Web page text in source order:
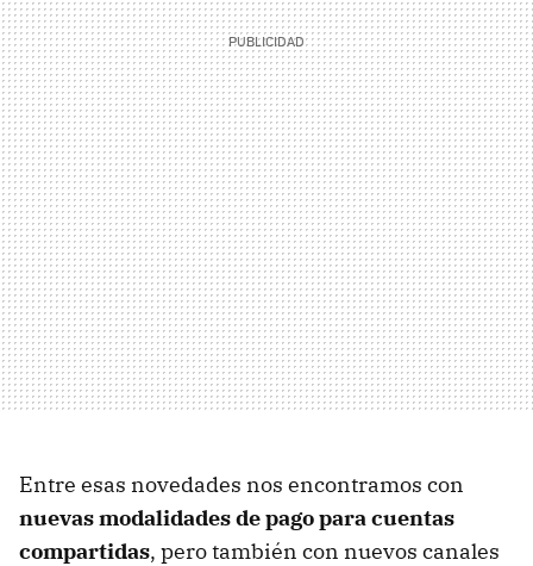
Entre esas novedades nos encontramos con
nuevas modalidades de pago para cuentas
compartidas, pero también con nuevos canales